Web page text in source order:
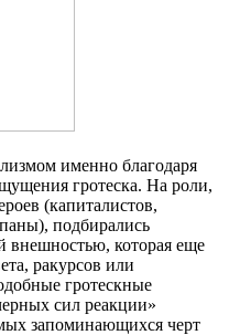
именно благодаря
гротеска. На роли,
(капиталистов,
подбирались
внешностью, которая еще
ракурсов или
гротескные
сил реакции»
запоминающихся черт